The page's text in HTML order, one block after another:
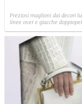
Preziosi maglioni dai decori
linee over e giacche
mancare nel guardaroba